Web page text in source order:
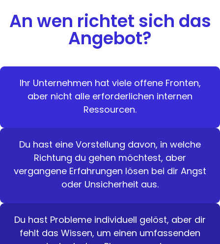
An wen richtet sich das
Angebot?
Ihr Unternehmen hat viele offene Fronten,
aber nicht alle erforderlichen internen
Ressourcen.
Du hast eine Vorstellung davon, in welche
Richtung du gehen möchtest, aber
vergangene Erfahrungen lösen bei dir Angst
oder Unsicherheit aus.
Du hast Probleme individuell gelöst, aber dir
fehlt das Wissen, um einen umfassenden